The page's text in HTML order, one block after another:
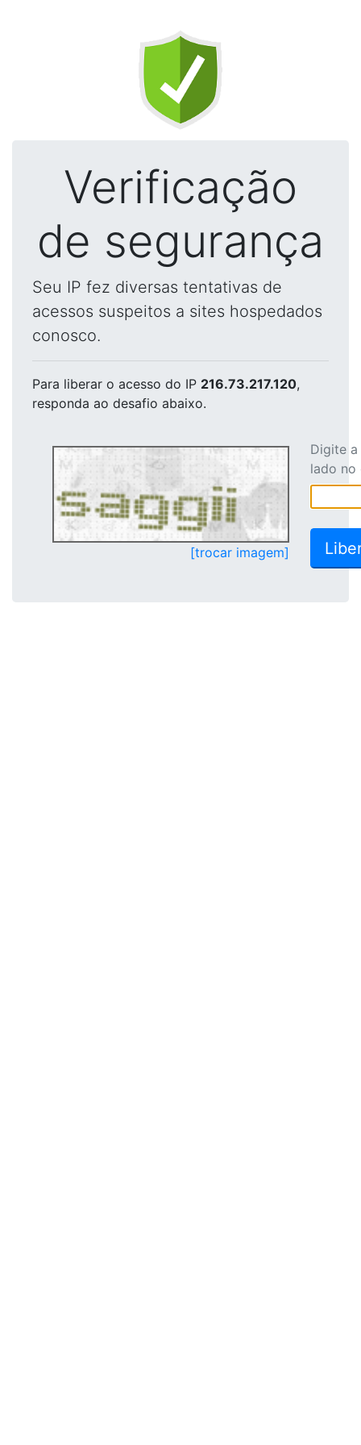
Verificação
de segurança
Seu IP fez diversas tentativas de
acessos suspeitos a sites hospedados
conosco.
Para liberar o acesso do IP 216.73.217.120,
responda ao desafio abaixo.
[trocar imagem]
Digite
lado no